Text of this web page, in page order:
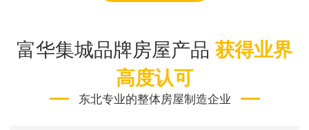
富华集城品牌房屋产品 获得业界
高度认可
东北专业的整体房屋制造企业